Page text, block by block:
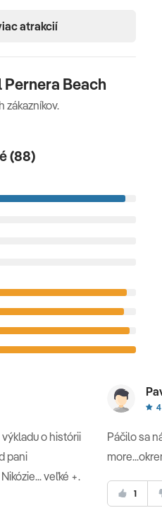
atrakcií
Beach
zákazníkov.
(88)
o histórii
pani
veľké +.
4
Páčilo sa
1